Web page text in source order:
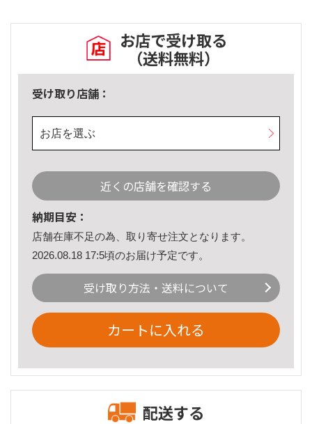
お店で受け取る
（送料無料）
受け取り店舗：
お店を選ぶ
近くの店舗を確認する
納期目安：
店舗在庫不足の為、取り寄せ注文となります。
2026.08.18 17:5頃のお届け予定です。
受け取り方法・送料について
カートに入れる
配送する